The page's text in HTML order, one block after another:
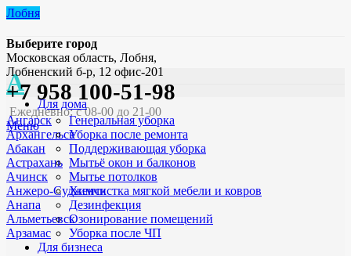
Лобня
Выберите город
А
Ангарск
Архангельск
Абакан
Астрахань
Ачинск
Анжеро-Судженск
Анапа
Альметьевск
Арзамас
Московская область, Лобня,
Лобненский б-р, 12 офис-201
+7 958 100-51-98
Ежедневно: с 08-00 до 21-00
Меню
Для дома
Генеральная уборка
Уборка после ремонта
Поддерживающая уборка
Мытьё окон и балконов
Мытье потолков
Химчистка мягкой мебели и ковров
Дезинфекция
Озонирование помещений
Уборка после ЧП
Для бизнеса